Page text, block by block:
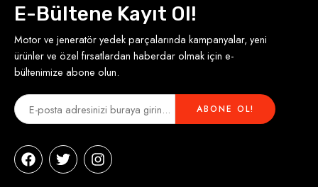
E-Bültene Kayıt Ol!
Motor ve jeneratör yedek parçalarında kampanyalar, yeni
ürünler ve özel fırsatlardan haberdar olmak için e-
bültenimize abone olun.